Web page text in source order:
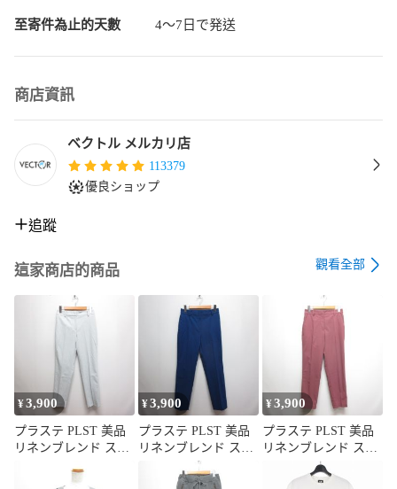
至寄件為止的天數 4〜7日で発送
商店資訊
ベクトル メルカリ店
113379
優良ショップ
追蹤
這家商店的商品 觀看全部
¥3,900
プラステ PLST 美品
リネンブレンド ステ
トグレー 12-2206018
¥3,900
プラステ PLST 美品
リネンブレンド ステ
ィック パンツ M ブル
ー 12-2206018 ジッパ
¥3,900
プラステ PLST 美品
リネンブレンド ステ
ィック パンツ M ピン
ク 12-1206010 ジッパ